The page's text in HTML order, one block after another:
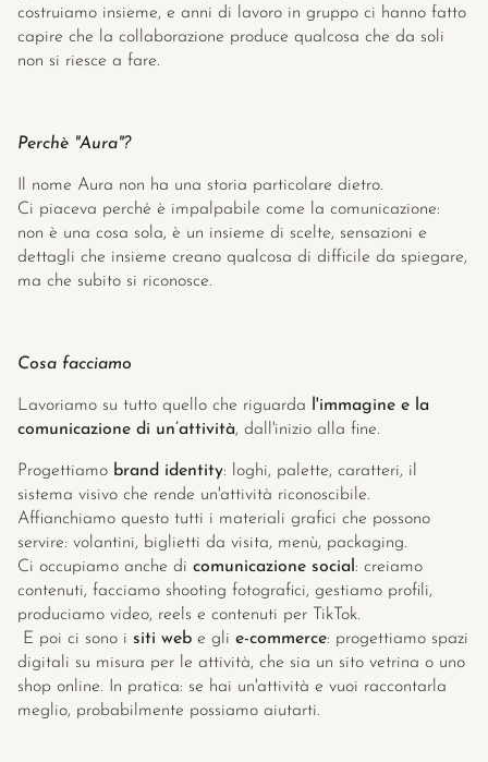
costruiamo insieme, e anni di lavoro in gruppo ci hanno fatto
capire che la collaborazione produce qualcosa che da soli
non si riesce a fare.
Perchè "Aura"?
Il nome Aura non ha una storia particolare dietro.
Ci piaceva perché è impalpabile come la comunicazione:
non è una cosa sola, è un insieme di scelte, sensazioni e
dettagli che insieme creano qualcosa di difficile da spiegare,
ma che subito si riconosce.
Cosa facciamo
Lavoriamo su tutto quello che riguarda
l'immagine e la
comunicazione di un’attività, dall'inizio alla fine.
Progettiamo brand identity: loghi, palette, caratteri, il
sistema visivo che rende un'attività riconoscibile.
Affianchiamo questo tutti i materiali grafici che possono
servire: volantini, biglietti da visita, menù, packaging.
Ci occupiamo anche di comunicazione social : creiamo
contenuti, facciamo shooting fotografici, gestiamo profili,
produciamo video, reels e contenuti per TikTok.
E poi ci sono i siti web e gli e-commerce: progettiamo spazi
digitali su misura per le attività, che sia un sito vetrina o uno
shop online. In pratica: se hai un'attività e vuoi raccontarla
meglio, probabilmente possiamo aiutarti.